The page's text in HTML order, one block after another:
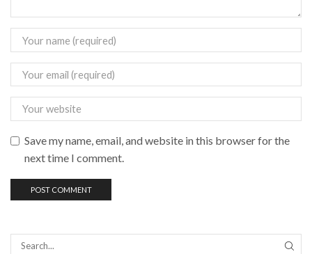
Save my name, email, and website in this browser for the
next time I comment.